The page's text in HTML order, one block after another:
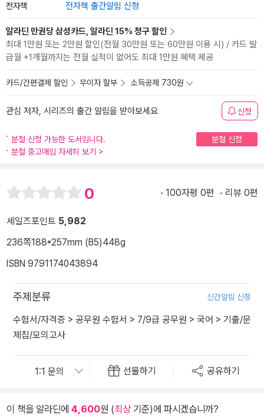
전자책 전자책 출간알림 신청
알라딘 만권당 삼성카드, 알라딘 15% 청구 할인
최대 1만원 또는 2만원 할인(전월 30만원 또는 60만원 이용 시) / 카드 발
급월 +1개월까지는 전월 실적이 없어도 최대 1만원 혜택 제공
카드/간편결제 할인 무이자 할부 소득공제 730원
관심 저자, 시리즈의 출간 알림을 받아보세요 신청
분철 신청 가능한 도서입니다.
분철 신청
분철 중고매입 자세히 보기 >
0 100자평 0편 리뷰 0편
세일즈포인트 5,982
236쪽188*257mm (B5)448g
ISBN 9791174043894
주제분류 신간알림 신청
수험서/자격증 > 공무원 수험서 > 7/9급 공무원 > 국어 > 기출/문
제집/모의고사
선물하기 공유하기
이 책을 알라딘에 4,600원 (최상기준)에 파시겠습니까?